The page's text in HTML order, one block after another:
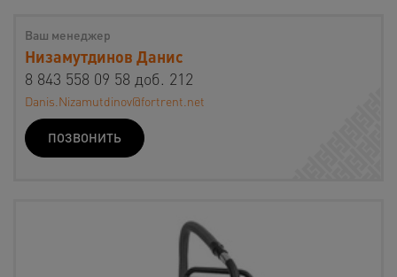
Ваш менеджер
Низамутдинов Данис
8 843 558 09 58 доб. 212
Danis.Nizamutdinov@fortrent.net
ПОЗВОНИТЬ